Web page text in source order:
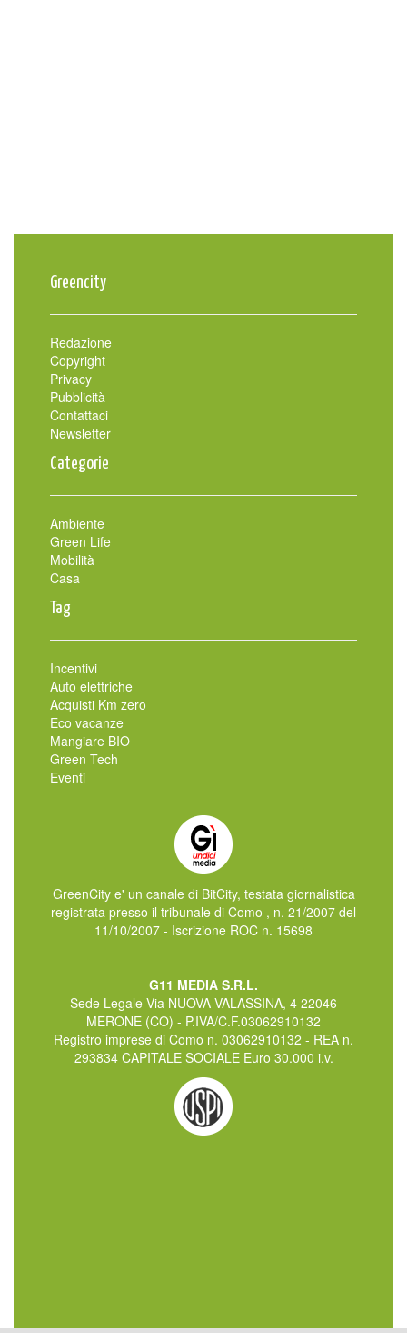
Greencity
Redazione
Copyright
Privacy
Pubblicità
Contattaci
Newsletter
Categorie
Ambiente
Green Life
Mobilità
Casa
Tag
Incentivi
Auto elettriche
Acquisti Km zero
Eco vacanze
Mangiare BIO
Green Tech
Eventi
GreenCity e' un canale di BitCity, testata giornalistica
registrata presso il tribunale di Como , n. 21/2007 del
11/10/2007 - Iscrizione ROC n. 15698
G11 MEDIA S.R.L.
Sede Legale Via NUOVA VALASSINA, 4 22046
MERONE (CO) - P.IVA/C.F.03062910132
Registro imprese di Como n. 03062910132 - REA n.
293834 CAPITALE SOCIALE Euro 30.000 i.v.